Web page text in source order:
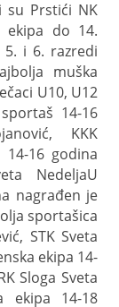
su Prstići NK
ekipa do 14.
5. i 6. razredi
muška
U10, U12
14-16
KKK
16 godina
NedeljaU
nagrađen je
sportašica
STK Sveta
ekipa 14-
Sloga Sveta
ekipa 14-18